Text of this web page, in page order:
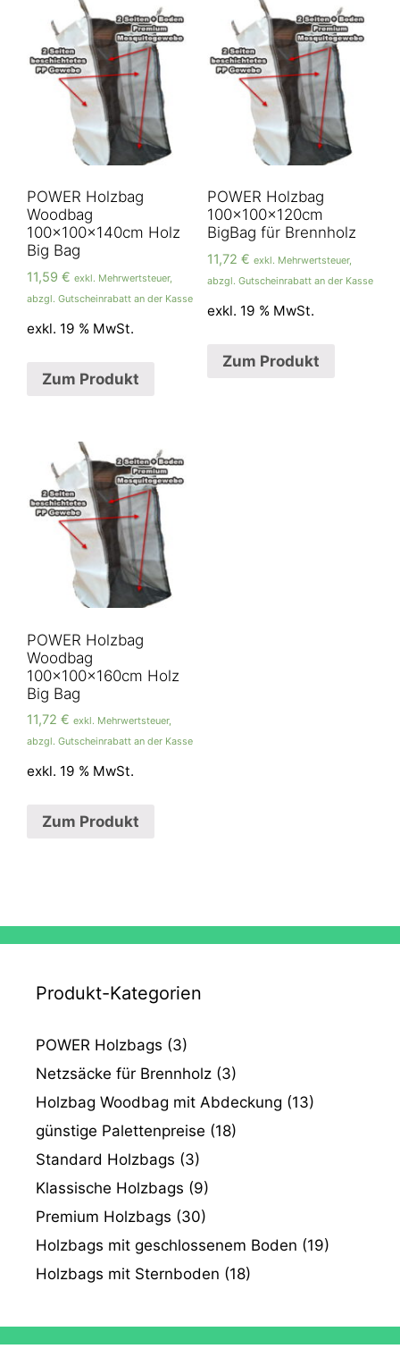
POWER Holzbag
Woodbag
100x100x140cm Holz
Big Bag
11,59 € exkl. Mehrwertsteuer,
abzgl. Gutscheinrabatt an der Kasse
exkl. 19 % MwSt.
Zum Produkt
POWER Holzbag
100x100x120cm
BigBag für Brennholz
11,72 € exkl. Mehrwertsteuer,
abzgl. Gutscheinrabatt an der Kasse
exkl. 19 % MwSt.
Zum Produkt
POWER Holzbag
Woodbag
100x100x160cm Holz
Big Bag
11,72 € exkl. Mehrwertsteuer,
abzgl. Gutscheinrabatt an der Kasse
exkl. 19 % MwSt.
Zum Produkt
Produkt-Kategorien
POWER Holzbags (3)
Netzsäcke für Brennholz (3)
Holzbag Woodbag mit Abdeckung (13)
günstige Palettenpreise (18)
Standard Holzbags (3)
Klassische Holzbags (9)
Premium Holzbags (30)
Holzbags mit geschlossenem Boden (19)
Holzbags mit Sternboden (18)